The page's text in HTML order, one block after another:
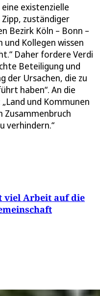
existenzielle
zuständiger
Bezirk Köln – Bonn –
und Kollegen wissen
Daher fordere Verdi
Beteiligung und
der Ursachen, die zu
haben“. An die
und Kommunen
Zusammenbruch
verhindern.“
viel Arbeit auf die